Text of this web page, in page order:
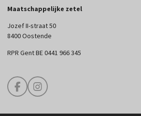
Maatschappelijke zetel
Jozef II-straat 50
8400 Oostende
RPR Gent BE 0441 966 345
F
a
I
n